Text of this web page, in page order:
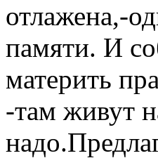
отлажена,-
памяти. И
материть
-там живут